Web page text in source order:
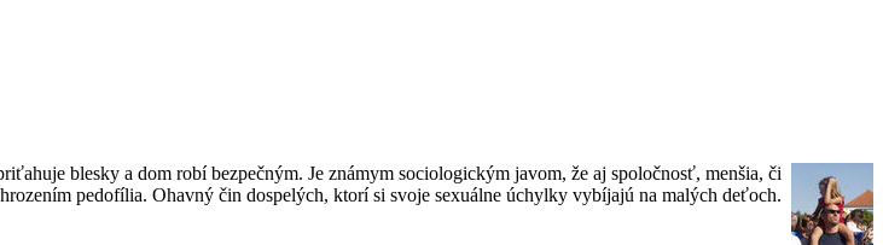
blesky a dom robí bezpečným. Je známym sociologickým javom, že aj spoločnosť, menšia, či
pedofília. Ohavný čin dospelých, ktorí si svoje sexuálne úchylky vybíjajú na malých deťoch.